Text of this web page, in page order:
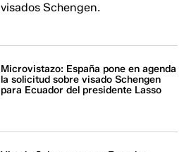
visados Schengen.
Microvistazo: España pone en agenda
la solicitud sobre visado Schengen
para Ecuador del presidente Lasso